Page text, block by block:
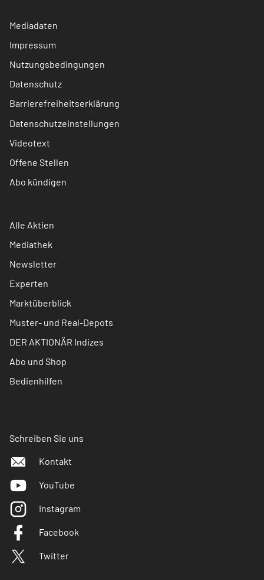
Mediadaten
Impressum
Nutzungsbedingungen
Datenschutz
Barrierefreiheitserklärung
Datenschutzeinstellungen
Videotext
Offene Stellen
Abo kündigen
Alle Aktien
Mediathek
Newsletter
Experten
Marktüberblick
Muster- und Real-Depots
DER AKTIONÄR Indizes
Abo und Shop
Bedienhilfen
Schreiben Sie uns
Kontakt
YouTube
Instagram
Facebook
Twitter